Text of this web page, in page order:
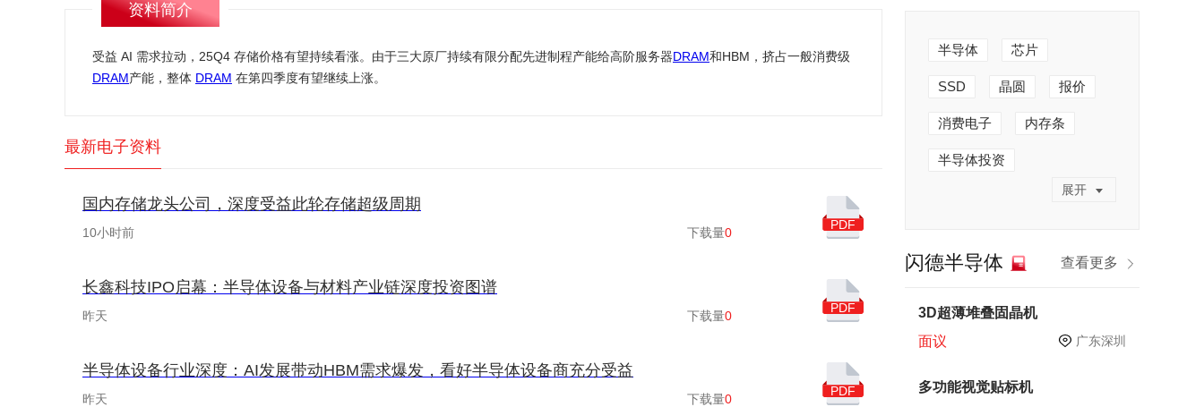
资料简介
受益 AI 需求拉动，25Q4 存储价格有望持续看涨。由于三大原厂持续有限分配先进制程产能给高阶服务器DRAM和HBM，挤占一般消费级
DRAM产能，整体 DRAM 在第四季度有望继续上涨。
最新电子资料
国内存储龙头公司，深度受益此轮存储超级周期
10小时前 下载量0
PDF
长鑫科技IPO启幕：半导体设备与材料产业链深度投资图谱
昨天 下载量0
PDF
半导体设备行业深度：AI发展带动HBM需求爆发，看好半导体设备商充分受益
昨天 下载量0
PDF
半导体 芯片
SSD 晶圆 报价
消费电子 内存条
半导体投资
人工制造
十四五 芯片生产
芯片测试 CP测试
内存 硅片
华为 DRAM
展开
闪德半导体 查看更多
3D超薄堆叠固晶机
面议
广东深圳
多功能视觉贴标机